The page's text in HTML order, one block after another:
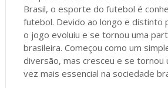
Brasil, o esporte do futebol é
futebol. Devido ao longo e distinto
o jogo evoluiu e se tornou uma
brasileira. Começou como um
diversão, mas cresceu e se tornou
vez mais essencial na sociedade